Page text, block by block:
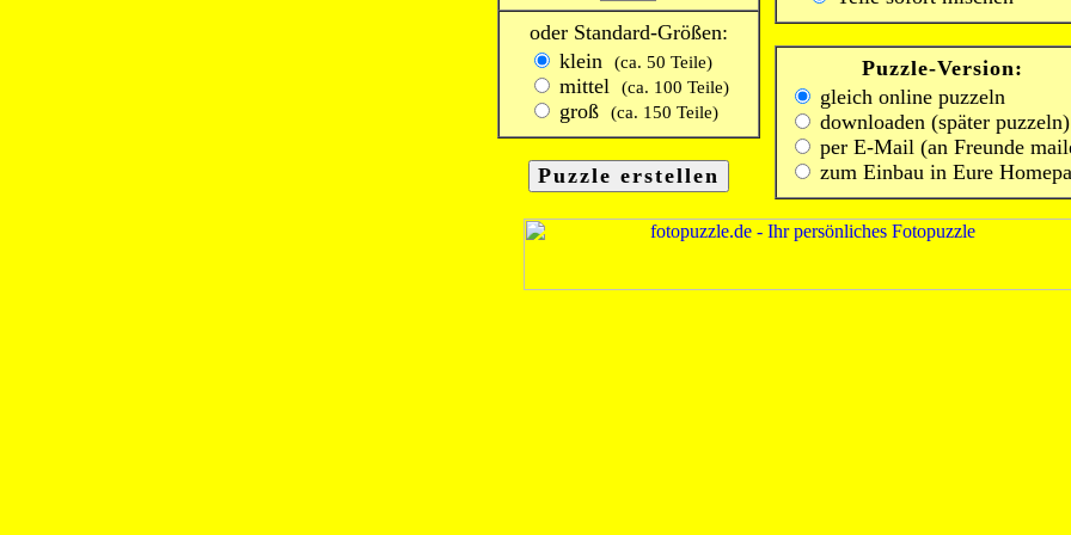
oder Standard-Größen:
klein
(ca. 50 Teile)
mittel (ca. 100 Teile)
groß (ca. 150 Teile)
Puzzle-Version:
gleich online puzzeln
downloaden (später puzzeln)
per E-Mail (an Freunde
zum Einbau in Eure